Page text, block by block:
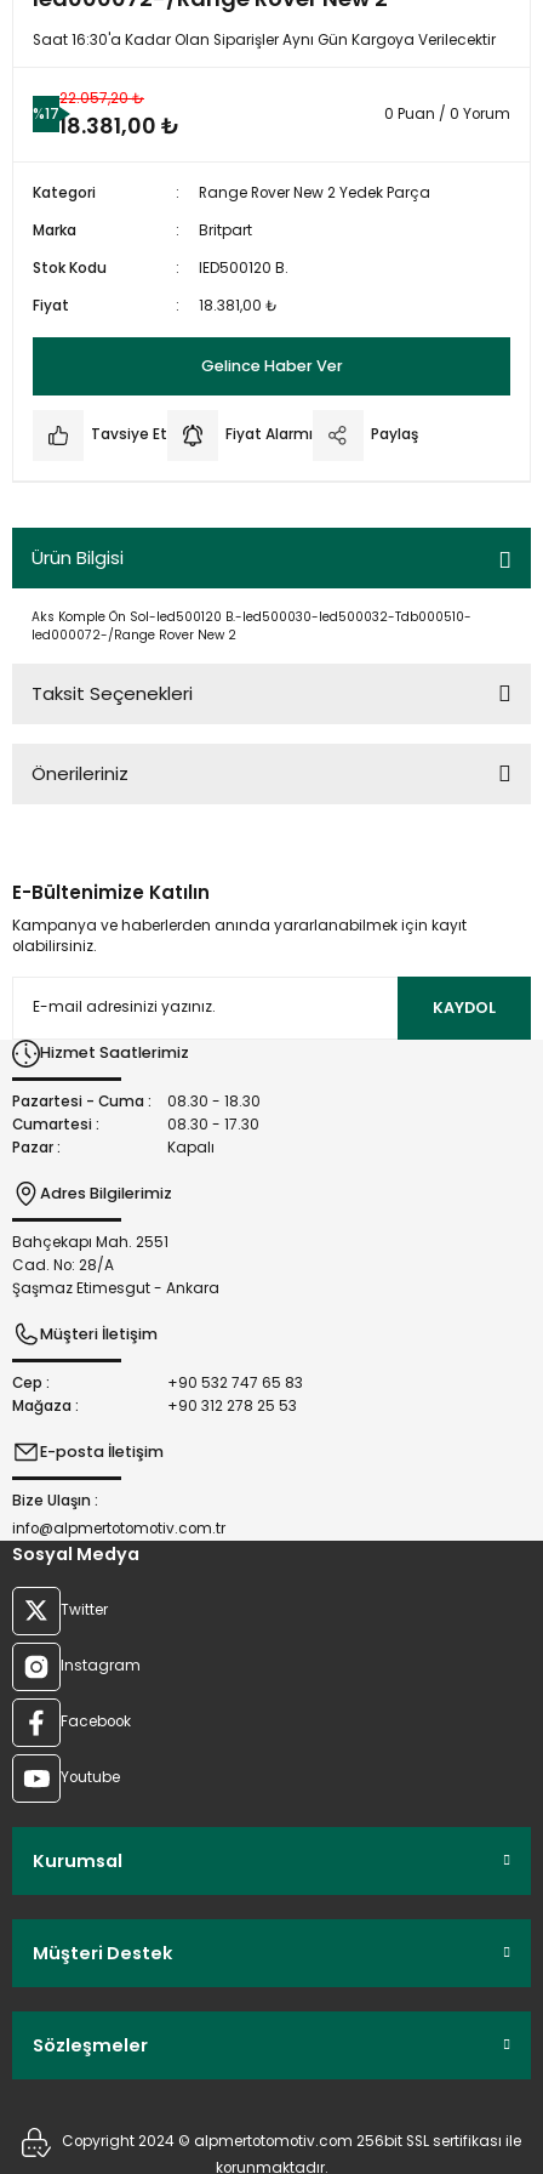
Saat 16:30'a Kadar Olan Siparişler Aynı Gün Kargoya Verilecektir
%17
22.057,20 ₺
18.381,00 ₺ 0 Puan / 0 Yorum
Kategori
Range Rover New 2 Yedek Parça
Marka
Britpart
Stok Kodu
IED500120 B.
Fiyat
18.381,00 ₺
Gelince Haber Ver
Tavsiye Et Fiyat Alarmı Paylaş
Ürün Bilgisi
Aks Komple Ön Sol-Ied500120 B.-Ied500030-Ied500032-Tdb000510-
Ied000072-/Range Rover New 2
Taksit Seçenekleri
Önerileriniz
kullanarak tarafımıza iletebilirsiniz.
Görüş ve önerileriniz için teşekkür ederiz.
Ürün açıklamasında eksik bilgiler bulunuyor.
Bu ürüne benzer farklı alternatifler olmalı.
E-Bültenimize Katılın
Kampanya ve haberlerden anında yararlanabilmek için kayıt
olabilirsiniz.
KAYDOL
Hizmet Saatlerimiz
Pazartesi - Cuma :
08.30 - 18.30
Cumartesi :
08.30 - 17.30
Pazar :
Kapalı
Adres Bilgilerimiz
Bahçekapı Mah. 2551
Cad. No: 28/A
Şaşmaz Etimesgut - Ankara
Müşteri İletişim
Cep :
+90 532 747 65 83
Mağaza :
+90 312 278 25 53
E-posta İletişim
Bize Ulaşın :
info@alpmertotomotiv.com.tr
Sosyal Medya
Twitter
Instagram
Facebook
Youtube
Kurumsal
Müşteri Destek
Sözleşmeler
Copyright 2024 © alpmertotomotiv.com 256bit SSL sertifikası ile
korunmaktadır.